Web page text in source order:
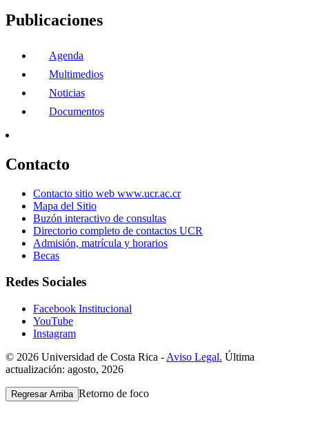
Publicaciones
Agenda
Multimedios
Noticias
Documentos
Contacto
Contacto sitio web www.ucr.ac.cr
Mapa del Sitio
Buzón interactivo de consultas
Directorio completo de contactos UCR
Admisión, matrícula y horarios
Becas
Redes Sociales
Facebook Institucional
YouTube
Instagram
© 2026 Universidad de Costa Rica - Aviso Legal. Última
actualización: agosto, 2026
Regresar Arriba Retorno de foco